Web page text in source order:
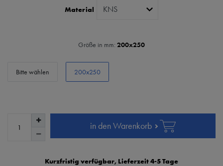
Material
Größe in mm: 200x250
Bitte wählen 200x250
in den Warenkorb
Kurzfristig verfügbar, Lieferzeit 4-5 Tage